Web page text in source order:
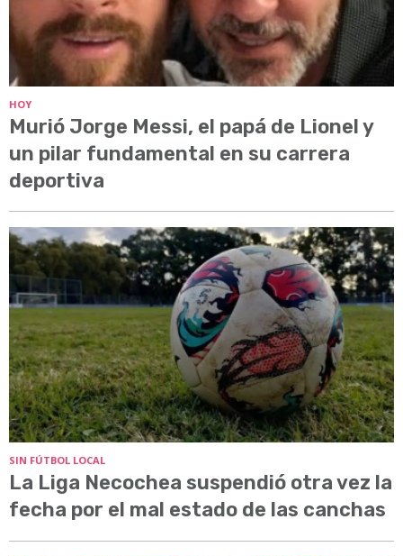
HOY
Murió Jorge Messi, el papá de Lionel y
un pilar fundamental en su carrera
deportiva
SIN FÚTBOL LOCAL
La Liga Necochea suspendió otra vez la
fecha por el mal estado de las canchas